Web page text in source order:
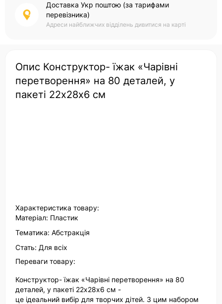
Доставка Укр поштою (за тарифами
перевізника)
Адреси найближчих відділень дивитися на карті
Опис Конструктор- їжак «Чарівні
перетворення» на 80 деталей, у
пакеті 22х28х6 см
Характеристика товару:
Матеріал: Пластик
Тематика: Абстракція
Стать: Для всіх
Переваги товару:
Конструктор- їжак «Чарівні перетворення» на 80
деталей, у пакеті 22х28х6 см -
це ідеальний вибір для творчих дітей. З цим набором